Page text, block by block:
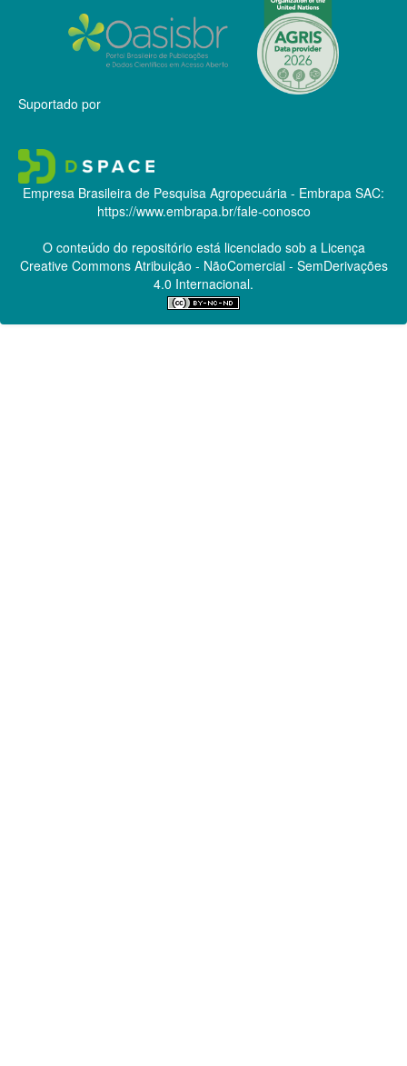
Suportado por
Empresa Brasileira de Pesquisa Agropecuária - Embrapa SAC:
https://www.embrapa.br/fale-conosco
O conteúdo do repositório está licenciado sob a Licença
Creative CommonsAtribuição - NãoComercial - SemDerivações
4.0 Internacional.